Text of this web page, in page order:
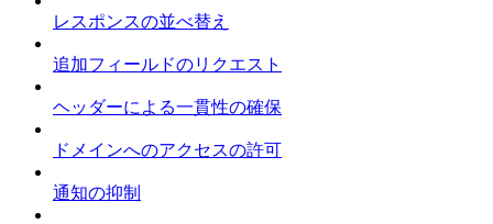
レスポンスの並べ替え
追加フィールドのリクエスト
ヘッダーによる一貫性の確保
ドメインへのアクセスの許可
通知の抑制